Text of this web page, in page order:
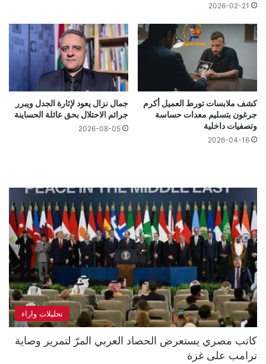
2026-02-21
كشف ملابسات تورط العميل أكرم
جرغون بتسليم معدات حساسة
وتصفيات داخلية
2026-04-16
جمال نزال يعود لإثارة الجدل ويبرر
جرائم الاحتلال بحق عائلة الحساينة
2026-08-05
تحليلات واراء
كاتب مصري يستعرض الحصاد العربي المرّ لتمرير وصاية
ترامب على غزة